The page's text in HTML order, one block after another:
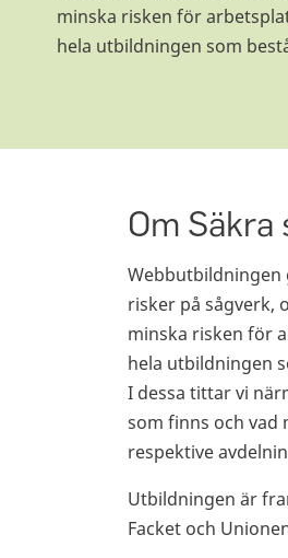
minska risken för
hela utbildningen som
Om Säkra
Webbutbildningen
risker på sågverk,
minska risken för
hela utbildningen
I dessa tittar vi
som finns och vad
respektive
Utbildningen är
Facket och